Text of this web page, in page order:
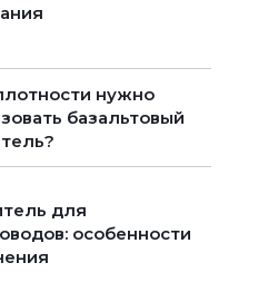
нужно
базальтовый
для
особенности